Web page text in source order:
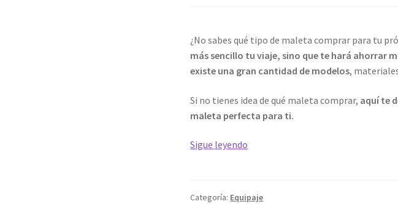
¿No sabes qué tipo de maleta comprar para tu
más sencillo tu viaje, sino que te hará ahorrar
existe una gran cantidad de modelos,
Si no tienes idea de qué maleta comprar, aquí te
maleta perfecta para ti.
Sigue leyendo
Categoría: Equipaje